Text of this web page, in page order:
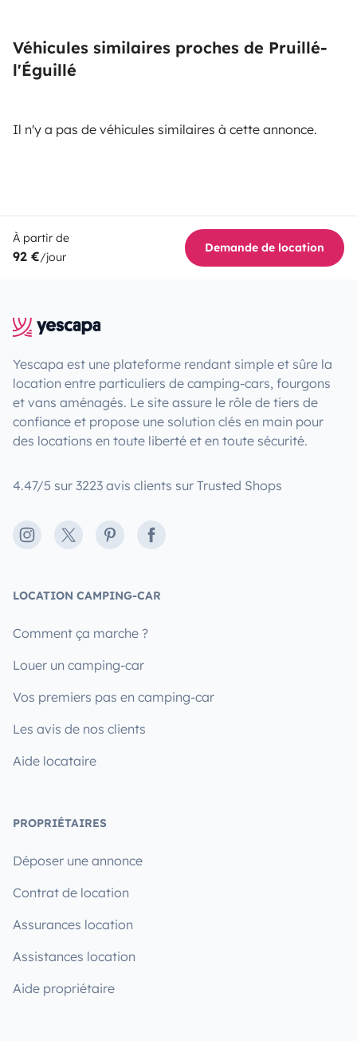
Véhicules similaires proches de Pruillé-
l'Éguillé
Il n'y a pas de véhicules similaires à cette annonce.
À partir de
92 €/jour
Demande de location
Yescapa est une plateforme rendant simple et sûre la
location entre particuliers de camping-cars, fourgons
et vans aménagés. Le site assure le rôle de tiers de
confiance et propose une solution clés en main pour
des locations en toute liberté et en toute sécurité.
4.47/5 sur 3223 avis clients sur Trusted Shops
Instagram
X PinterestFacebook
LOCATION CAMPING-CAR
Comment ça marche ?
Louer un camping-car
Vos premiers pas en camping-car
Les avis de nos clients
Aide locataire
PROPRIÉTAIRES
Déposer une annonce
Contrat de location
Assurances location
Assistances location
Aide propriétaire